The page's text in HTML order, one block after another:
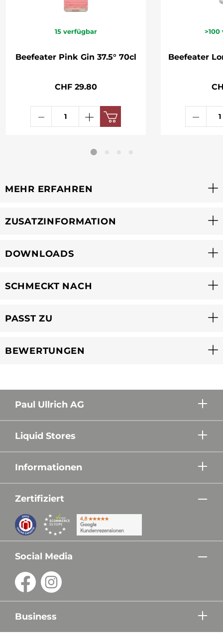
15 verfügbar
Beefeater Pink Gin 37.5° 70cl
CHF 29.80
>100
Beefeater
MEHR ERFAHREN
ZUSATZINFORMATION
DOWNLOADS
SCHMECKT NACH
PASST ZU
BEWERTUNGEN
Paul Ullrich AG
Liquid Stores
Informationen
Zertifiziert
Social Media
Business